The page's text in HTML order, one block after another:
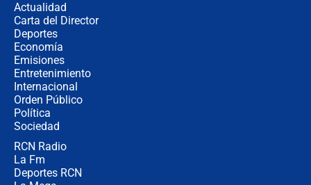
Actualidad
Carta del Director
Deportes
Economía
Emisiones
Entretenimiento
Internacional
Orden Público
Política
Sociedad
RCN Radio
La Fm
Deportes RCN